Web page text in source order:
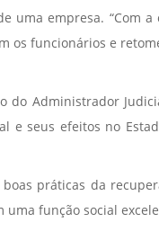
uma empresa. “Com a
os funcionários e
do Administrador
e seus efeitos no
práticas da
função social